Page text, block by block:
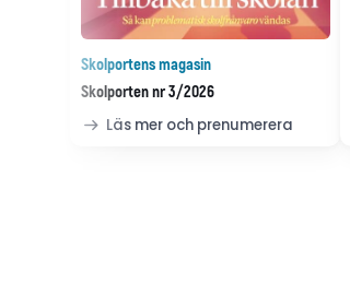
Skolportens magasin
Skolporten nr 3/2026
Läs mer och prenumerera